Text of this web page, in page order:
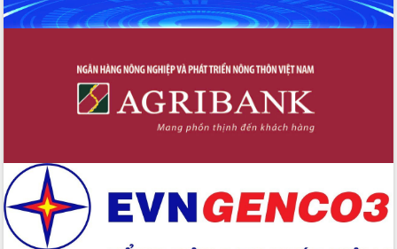
Phó Chủ tịch Thường trực UBND tỉnh
Hồ Thị Nguyên Thảo làm việc tại Trung
Xây dựng nền hành chính số đồng
hành cùng nông dân dân, doanh nghiệp
Giai đoạn 2026-2030, Đắk Lắk phấn
mới
Chuyển đổi số 'mở đường' cho nông
nghiệp Đắk Lắk tăng trưởng bứt phá
Triển khai đồng bộ đo đạc, lập hồ sơ
địa chính, hoàn thiện cơ sở dữ liệu đất